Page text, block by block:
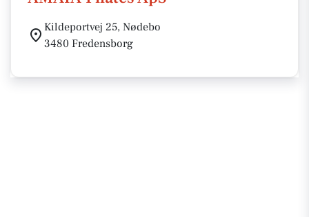
Kildeportvej 25, Nødebo
3480 Fredensborg